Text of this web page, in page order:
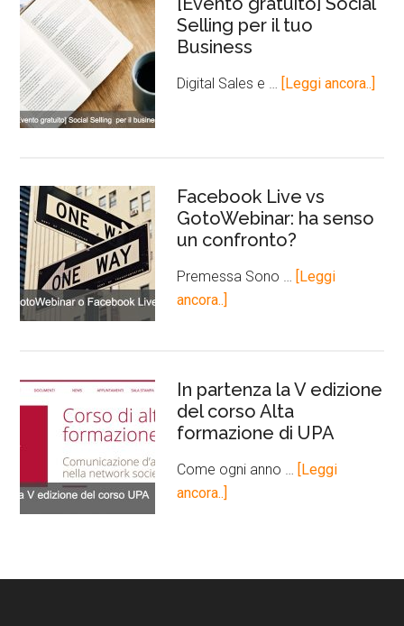
Selling per il tuo
Business
Digital Sales e … [Leggi ancora..]
Facebook Live vs
GotoWebinar: ha senso
un confronto?
Premessa Sono … [Leggi
ancora..]
In partenza la V edizione
del corso Alta
formazione di UPA
Come ogni anno … [Leggi
ancora..]